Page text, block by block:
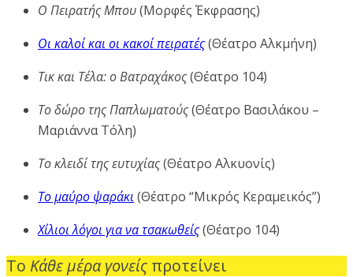
Ο Πειρατής Μπου(Μορφές Έκφρασης)
Οι καλοί και οι κακοί πειρατές(Θέατρο Αλκμήνη)
Τικ και Τέλα: ο Βατραχάκος(Θέατρο 104)
Το δώρο της Παπλωματούς(Θέατρο Βασιλάκου –
Μαριάννα Τόλη)
Το κλειδί της ευτυχίας(Θέατρο Αλκυονίς)
Το μαύρο ψαράκι (Θέατρο “Μικρός Κεραμεικός”)
Χίλιοι λόγοι για να τσακωθείς(Θέατρο 104)
Το Κάθε μέρα γονείς προτείνει